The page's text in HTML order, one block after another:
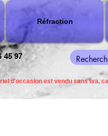
Réfraction
45 97
d'occasion est vendu sans tva,